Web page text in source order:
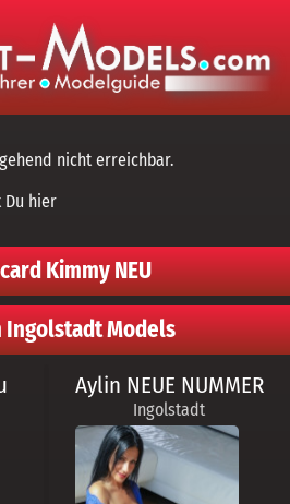
Kimmy NEU
nicht erreichbar.
hier
Ingolstadt Models
Aylin NEUE NUMMER
Ingolstadt